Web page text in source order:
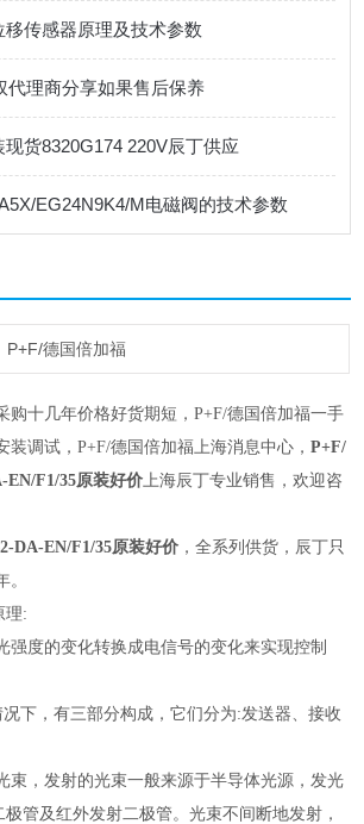
传感器原理及技术参数
代理商分享如果售后保养
货8320G174 220V辰丁供应
EG24N9K4/M电磁阀的技术参数
P+F/德国倍加福
购十几年价格好货期短，P+F/德国倍加福一手
装调试，P+F/德国倍加福上海消息中心，P+F/
EN/F1/35原装好价上海辰丁专业销售，欢迎咨
DA-EN/F1/35原装好价 ，全系列供货，辰丁只
。
理:
强度的变化转换成电信号的变化来实现控制
下，有三部分构成，它们分为:发送器、接收
束，发射的光束一般来源于半导体光源，发光
管及红外发射二极管。光束不间断地发射，